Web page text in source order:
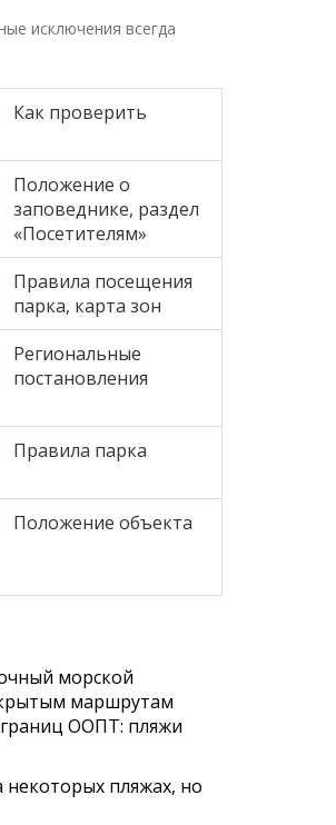
исключения всегда
Как проверить
Положение о
заповеднике, раздел
«Посетителям»
Правила посещения
парка, карта зон
Региональные
постановления
Правила парка
Положение объекта
морской
маршрутам
ООПТ: пляжи
некоторых пляжах, но